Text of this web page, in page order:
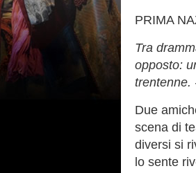
PRIMA
Tra
opposto:
Due
scena di
diversi si
lo sente